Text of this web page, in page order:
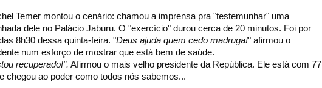
Temer montou o cenário: chamou a imprensa pra "testemunhar" uma
dele no Palácio Jaburu. O "exercício" durou cerca de 20 minutos. Foi por
8h30 dessa quinta-feira. "Deus ajuda quem cedo madruga!" afirmou o
num esforço de mostrar que está bem de saúde.
recuperado!". Afirmou o mais velho presidente da República. Ele está com 77
chegou ao poder como todos nós sabemos...